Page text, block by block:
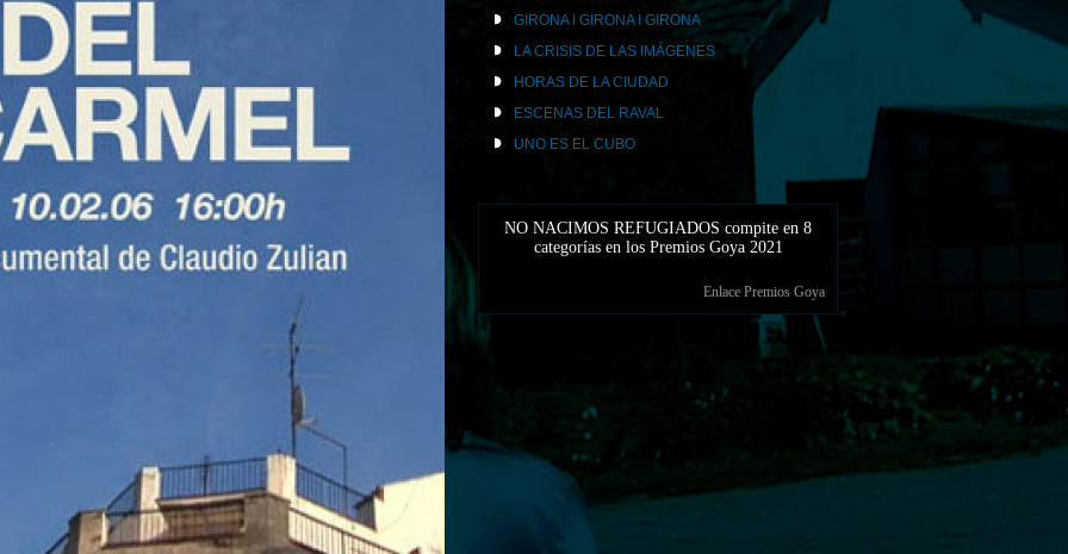
GIRONA I GIRONA I GIRONA
LA CRISIS DE LAS IMÁGENES
HORAS DE LA CIUDAD
ESCENAS DEL RAVAL
UNO ES EL CUBO
NO NACIMOS REFUGIADOS compite en 8
categorías en los Premios Goya 2021
Enlace Premios Goya